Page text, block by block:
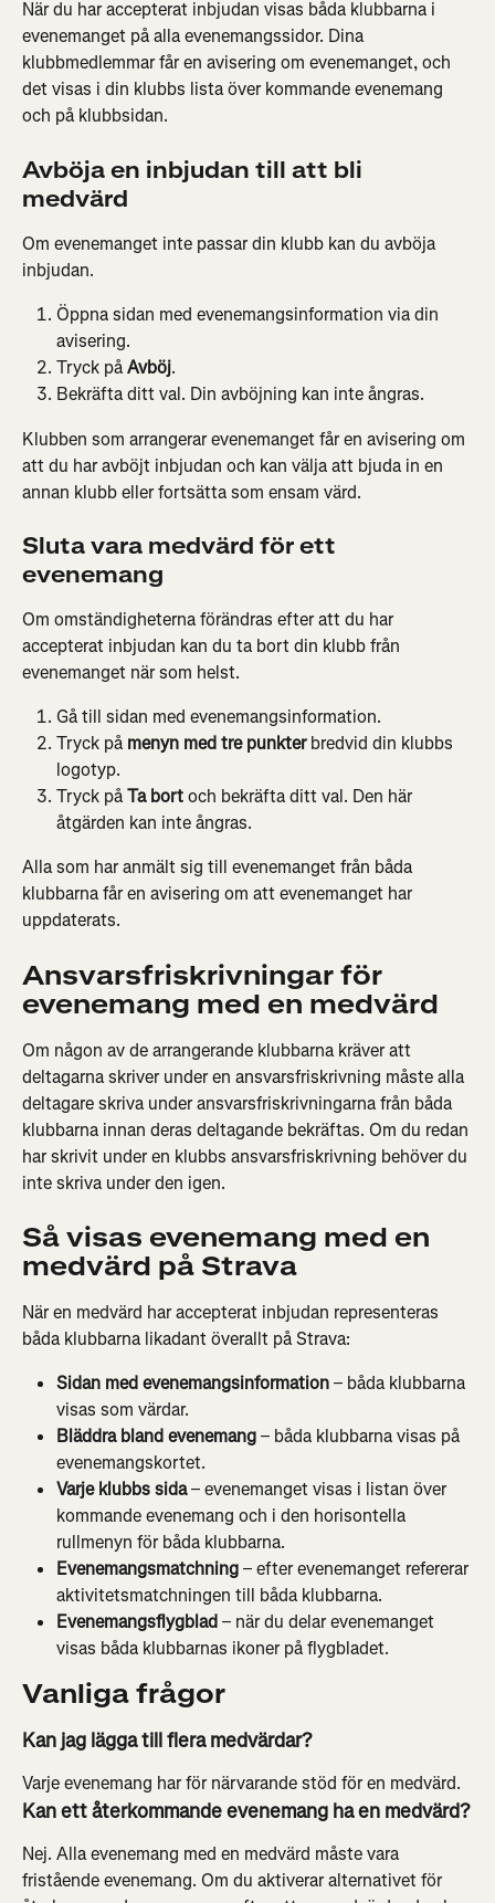
När du har accepterat inbjudan visas båda klubbarna i
evenemanget på alla evenemangssidor. Dina
klubbmedlemmar får en avisering om evenemanget, och
det visas i din klubbs lista över kommande evenemang
och på klubbsidan.
Avböja en inbjudan till att bli
medvärd
Om evenemanget inte passar din klubb kan du avböja
inbjudan.
Öppna sidan med evenemangsinformation via din
avisering.
Tryck på Avböj.
Bekräfta ditt val. Din avböjning kan inte ångras.
Klubben som arrangerar evenemanget får en avisering om
att du har avböjt inbjudan och kan välja att bjuda in en
annan klubb eller fortsätta som ensam värd.
Sluta vara medvärd för ett
evenemang
Om omständigheterna förändras efter att du har
accepterat inbjudan kan du ta bort din klubb från
evenemanget när som helst.
Gå till sidan med evenemangsinformation.
Tryck på menyn med tre punkter bredvid din klubbs
logotyp.
Tryck på Ta bort och bekräfta ditt val. Den här
åtgärden kan inte ångras.
Alla som har anmält sig till evenemanget från båda
klubbarna får en avisering om att evenemanget har
uppdaterats.
Ansvarsfriskrivningar för
evenemang med en medvärd
Om någon av de arrangerande klubbarna kräver att
deltagarna skriver under en ansvarsfriskrivning måste alla
deltagare skriva under ansvarsfriskrivningarna från båda
klubbarna innan deras deltagande bekräftas. Om du redan
har skrivit under en klubbs ansvarsfriskrivning behöver du
inte skriva under den igen.
Så visas evenemang med en
medvärd på Strava
När en medvärd har accepterat inbjudan representeras
båda klubbarna likadant överallt på Strava:
Sidan med evenemangsinformation – båda klubbarna
visas som värdar.
Bläddra bland evenemang – båda klubbarna visas på
evenemangskortet.
Varje klubbs sida – evenemanget visas i listan över
kommande evenemang och i den horisontella
rullmenyn för båda klubbarna.
Evenemangsmatchning – efter evenemanget refererar
aktivitetsmatchningen till båda klubbarna.
Evenemangsflygblad – när du delar evenemanget
visas båda klubbarnas ikoner på flygbladet.
Vanliga frågor
Kan jag lägga till flera medvärdar?
Varje evenemang har för närvarande stöd för en medvärd.
Kan ett återkommande evenemang ha en medvärd?
Nej. Alla evenemang med en medvärd måste vara
fristående evenemang. Om du aktiverar alternativet för